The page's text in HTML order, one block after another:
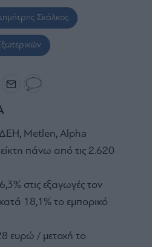
Σκάλκος
Metlen, Αlpha
πάνω από τις 2.620
στις εξαγωγές τον
18,1% το εμπορικό
ευρώ / μετοχή το